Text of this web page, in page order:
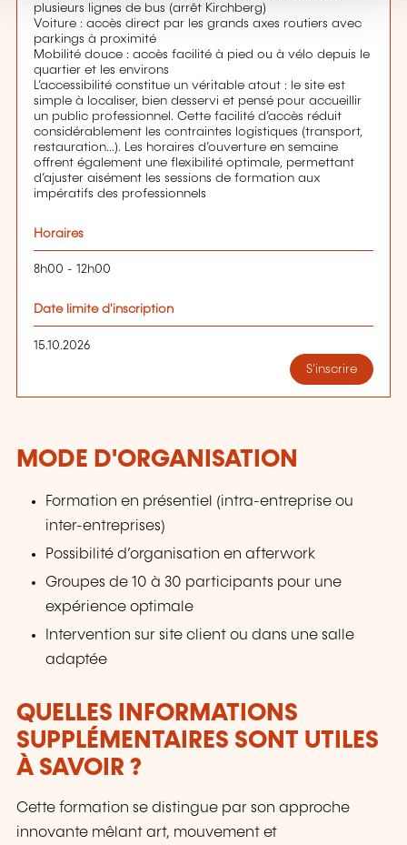
plusieurs lignes de bus (arrêt Kirchberg)
Voiture : accès direct par les grands axes routiers avec
parkings à proximité
Mobilité douce : accès facilité à pied ou à vélo depuis le
quartier et les environs
L’accessibilité constitue un véritable atout : le site est
simple à localiser, bien desservi et pensé pour accueillir
un public professionnel. Cette facilité d’accès réduit
considérablement les contraintes logistiques (transport,
restauration...). Les horaires d’ouverture en semaine
offrent également une flexibilité optimale, permettant
d’ajuster aisément les sessions de formation aux
impératifs des professionnels
Horaires
8h00 - 12h00
Date limite d'inscription
15.10.2026
S'inscrire
MODE D'ORGANISATION
Formation en présentiel (intra-entreprise ou
inter-entreprises)
Possibilité d’organisation en afterwork
Groupes de 10 à 30 participants pour une
expérience optimale
Intervention sur site client ou dans une salle
adaptée
QUELLES INFORMATIONS
SUPPLÉMENTAIRES SONT UTILES
À SAVOIR ?
Cette formation se distingue par son approche
innovante mêlant art, mouvement et